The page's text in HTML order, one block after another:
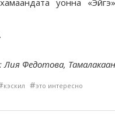
уонна «Эйгэ»
Федотова, Тамалакаан
кэскил #это интересно